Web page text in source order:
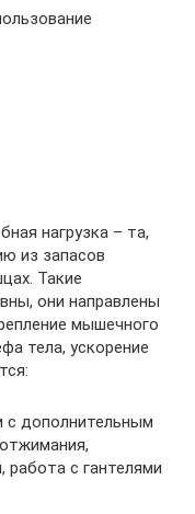
нагрузка – та,
из запасов
Такие
они направлены
мышечного
тела, ускорение
с дополнительным
работа с гантелями